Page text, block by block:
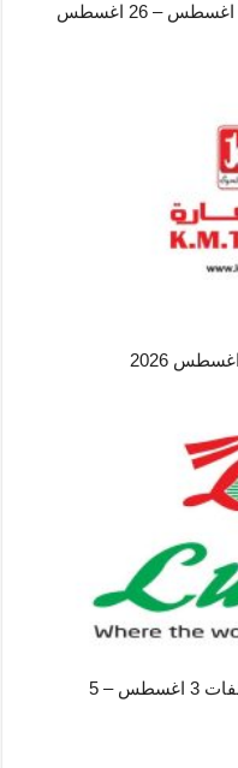
عروض لولو قطر اليوم اهلا بالصيف 4 اغسطس – 26 اغسطس
عروض لولو قطر اليوم مهرجان المنظفات 3 اغسطس – 5